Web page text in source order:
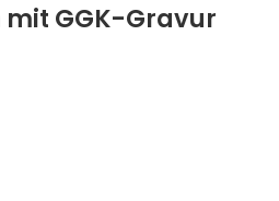
GGK-Gravur